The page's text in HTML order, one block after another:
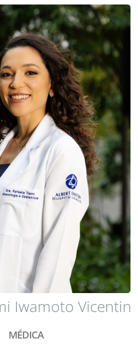
Iwamoto Vicentin
MÉDICA